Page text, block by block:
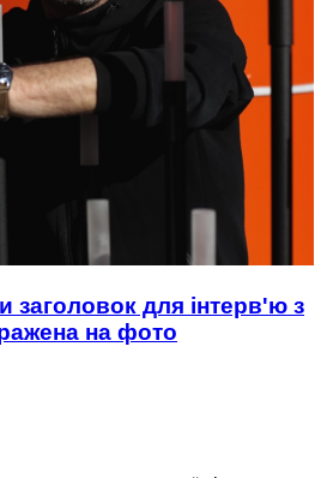
заголовок для інтерв'ю з
на фото